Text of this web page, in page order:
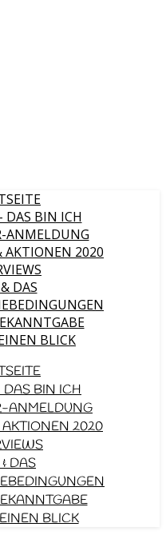
BIN ICH
ANMELDUNG
AKTIONEN 2020
DAS
BLICK
DAS BIN ICH
ANMELDUNG
AKTIONEN 2020
DAS
BLICK